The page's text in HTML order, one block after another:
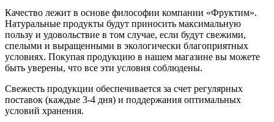
Качество лежит в основе философии компании «Фруктим».
Натуральные продукты будут приносить максимальную
пользу и удовольствие в том случае, если будут свежими,
cпелыми и выращенными в экологически благоприятных
условиях. Покупая продукцию в нашем магазине вы можете
быть уверены, что все эти условия соблюдены.
Свежесть продукции обеспечивается за счет регулярных
поставок (каждые 3-4 дня) и поддержания оптимальных
условий хранения.